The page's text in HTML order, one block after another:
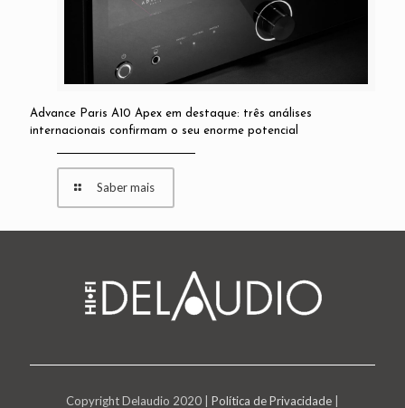
Advance Paris A10 Apex em destaque: três análises
internacionais confirmam o seu enorme potencial
Saber mais
Copyright Delaudio 2020 | Política de Privacidade